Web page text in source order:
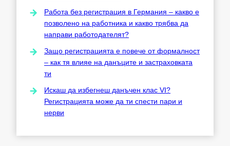
Работа без регистрация в Германия – какво е
позволено на работника и какво трябва да
направи работодателят?
Защо регистрацията е повече от формалност
– как тя влияе на данъците и застраховката
ти
Искаш да избегнеш данъчен клас VI?
Регистрацията може да ти спести пари и
нерви